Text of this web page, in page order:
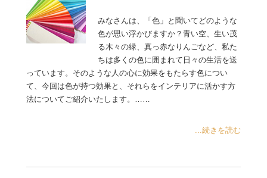
みなさんは、「色」と聞いてどのような
色が思い浮かびますか？青い空、生い茂
る木々の緑、真っ赤なりんごなど、私た
ちは多くの色に囲まれて日々の生活を送
っています。そのような人の心に効果をもたらす色につい
て、今回は色が持つ効果と、それらをインテリアに活かす方
法についてご紹介いたします。……
...続きを読む